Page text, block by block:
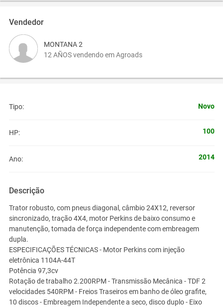
Vendedor
MONTANA 2
12 AÑOS vendendo em Agroads
Tipo: Novo
HP: 100
Ano: 2014
Descrição
Trator robusto, com pneus diagonal, câmbio 24X12, reversor
sincronizado, tração 4X4, motor Perkins de baixo consumo e
manutenção, tomada de força independente com embreagem
dupla.
ESPECIFICAÇÕES TÉCNICAS - Motor Perkins com injeção
eletrônica 1104A-44T
Potência 97,3cv
Rotação de trabalho 2.200RPM - Transmissão Mecânica - TDF 2
velocidades 540RPM - Freios Traseiros em banho de óleo grafite,
10 discos - Embreagem Independente a seco, disco duplo - Eixo